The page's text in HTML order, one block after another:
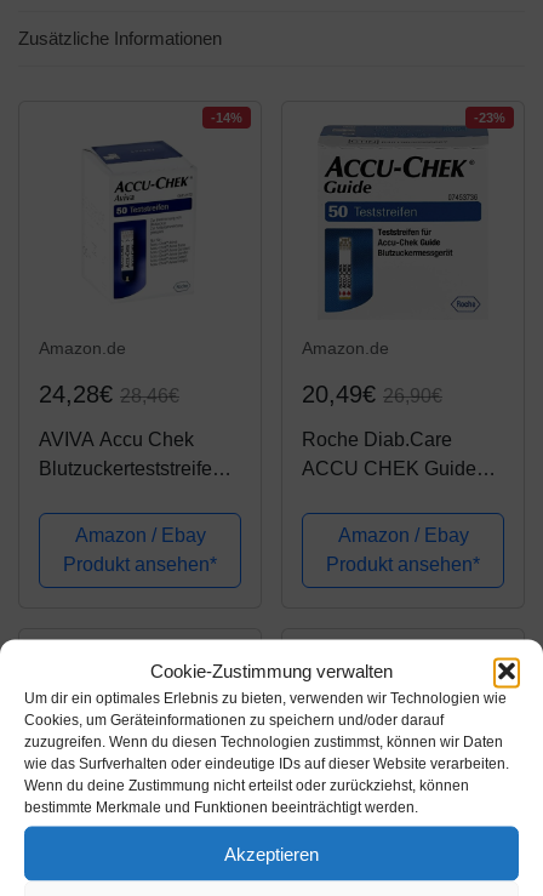
Cookie-Zustimmung verwalten
Um dir ein optimales Erlebnis zu bieten, verwenden wir Technologien wie
Cookies, um Geräteinformationen zu speichern und/oder darauf
zuzugreifen. Wenn du diesen Technologien zustimmst, können wir Daten
wie das Surfverhalten oder eindeutige IDs auf dieser Website verarbeiten.
Wenn du deine Zustimmung nicht erteilst oder zurückziehst, können
bestimmte Merkmale und Funktionen beeinträchtigt werden.
Akzeptieren
Zusätzliche Informationen
-14%
Amazon.de
24,28€ 28,46€
AVIVA Accu Chek
Blutzuckerteststreifen,
Amazon / Ebay
Produkt ansehen*
-23%
Amazon.de
20,49€ 26,90€
Roche Diab.Care
ACCU CHEK Guide
Amazon / Ebay
Produkt ansehen*
Amazon.de Amazon.de